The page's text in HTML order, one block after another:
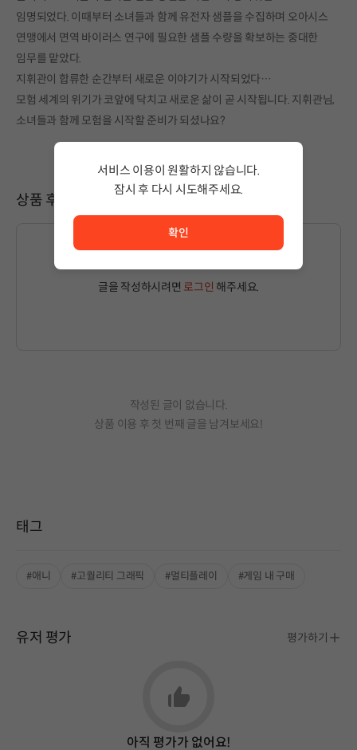
임명되었다. 이때부터 소녀들과 함께 유전자 샘플을 수집하며 오아시스
연맹에서 면역 바이러스 연구에 필요한 샘플 수량을 확보하는 중대한
임무를 맡았다.
지휘관이 합류한 순간부터 새로운 이야기가 시작되었다…
모험 세계의 위기가 코앞에 닥치고 새로운 삶이 곧 시작됩니다. 지휘관님,
소녀들과 함께 모험을 시작할 준비가 되셨나요?
상품 후기
글을 작성하시려면 로그인 해주세요.
작성된 글이 없습니다.
상품 이용 후 첫 번째 글을 남겨보세요!
태그
#애니 #고퀄리티 그래픽 #멀티플레이 #게임 내 구매
유저 평가 평가하기
아직 평가가 없어요!
서비스 이용이 원활하지 않습니다.
잠시 후 다시 시도해주세요.
확인